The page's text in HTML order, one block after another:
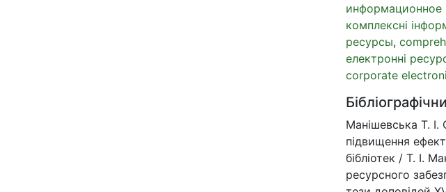
информационное
комплексні
ресурсы,
електронні
corporate
Манішевська Т.
підвищення
бібліотек / Т. І.
ресурсного